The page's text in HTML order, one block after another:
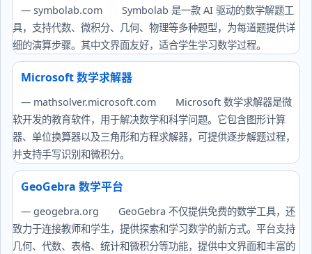
— symbolab.com
Symbolab 是一款 AI 驱动的数学解题工
具，支持代数、微积分、几何、物理等多种题型，为每道题提供详
细的演算步骤。其中文界面友好，适合学生学习数学过程。
Microsoft 数学求解器
— mathsolver.microsoft.com
Microsoft 数学求解器是微
软开发的教育软件，用于解决数学和科学问题。它包含图形计算
器、单位换算器以及三角形和方程求解器，可提供逐步解题过程，
并支持手写识别和微积分。
GeoGebra 数学平台
— geogebra.org
GeoGebra 不仅提供免费的数学工具，还
致力于连接教师和学生，提供探索和学习数学的新方式。平台支持
几何、代数、表格、统计和微积分等功能，提供中文界面和丰富的